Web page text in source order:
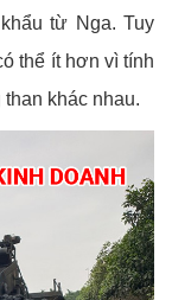
từ Nga. Tuy
thể ít hơn vì tính
khác nhau.